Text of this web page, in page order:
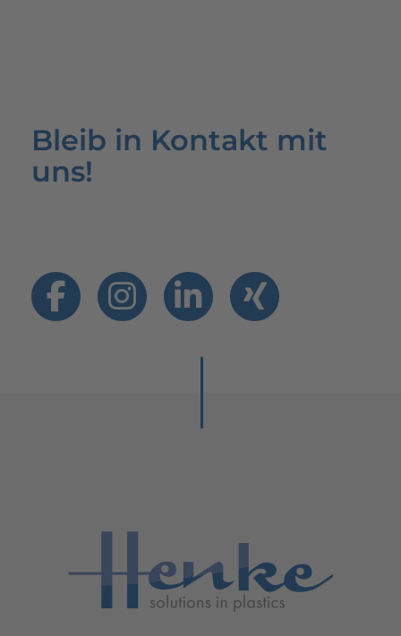
Bleib in Kontakt mit
uns!